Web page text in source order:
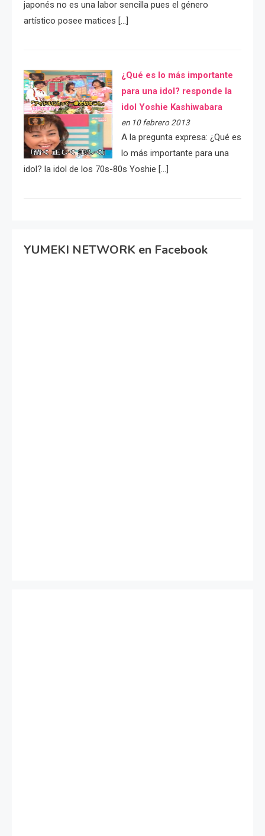
japonés no es una labor sencilla pues el género
artístico posee matices […]
¿Qué es lo más importante
para una idol? responde la
idol Yoshie Kashiwabara
en 10 febrero 2013
A la pregunta expresa: ¿Qué es
lo más importante para una
idol? la idol de los 70s-80s Yoshie […]
YUMEKI NETWORK en Facebook